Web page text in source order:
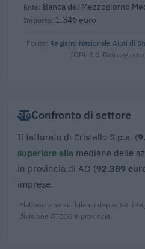
Banca del Mezzogiorno
1.346 euro
Fonte: Registro Nazionale Aiuti di
IODL 2.0. Dati
Confronto di settore
Il fatturato di Cristallo S.p.a. (
superiore alla mediana delle
in provincia di AO (92.389
imprese.
Elaborazione sui bilanci depositati
divisione ATECO e provincia.